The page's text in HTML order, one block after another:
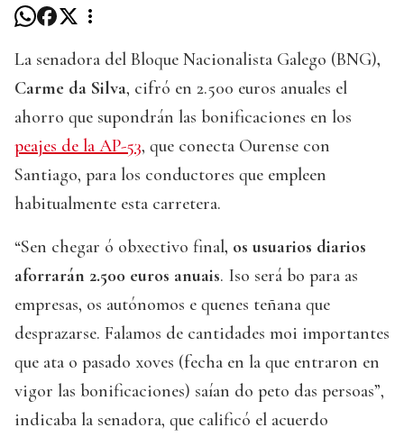
La senadora del Bloque Nacionalista Galego (BNG),
Carme da Silva, cifró en 2.500 euros anuales el
ahorro que supondrán las bonificaciones en los
peajes de la AP-53, que conecta Ourense con
Santiago, para los conductores que empleen
habitualmente esta carretera.
“Sen chegar ó obxectivo final, os usuarios diarios
aforrarán 2.500 euros anuais. Iso será bo para as
empresas, os autónomos e quenes teñana que
desprazarse. Falamos de cantidades moi importantes
que ata o pasado xoves (fecha en la que entraron en
vigor las bonificaciones) saían do peto das persoas”,
indicaba la senadora, que calificó el acuerdo